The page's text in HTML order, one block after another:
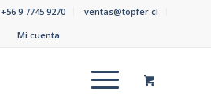
+56 9 7745 9270
ventas@topfer.cl
Mi cuenta